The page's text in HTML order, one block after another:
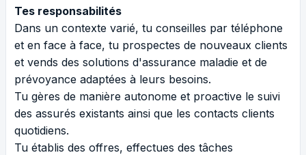
Tes responsabilités
Dans un contexte varié, tu conseilles par téléphone
et en face à face, tu prospectes de nouveaux clients
et vends des solutions d'assurance maladie et de
prévoyance adaptées à leurs besoins.
Tu gères de manière autonome et proactive le suivi
des assurés existants ainsi que les contacts clients
quotidiens.
Tu établis des offres, effectues des tâches